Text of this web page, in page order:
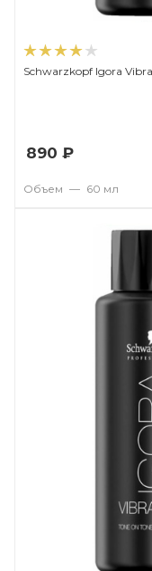
890 ₽
Объем — 60 мл